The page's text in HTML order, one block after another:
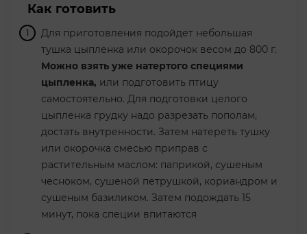
Как готовить
Для приготовления подойдет небольшая
тушка цыпленка или окорочок весом до 800 г.
Можно взять уже натертого специями
цыпленка, или подготовить птицу
самостоятельно. Для подготовки целого
цыпленка грудку надо разрезать пополам,
достать внутренности. Затем натереть тушку
или окорочка смесью приправ с
растительным маслом: паприкой, сушеным
чесноком, сушеной петрушкой, кориандром и
сушеным базиликом. Затем подождать 15
минут, пока специи впитаются